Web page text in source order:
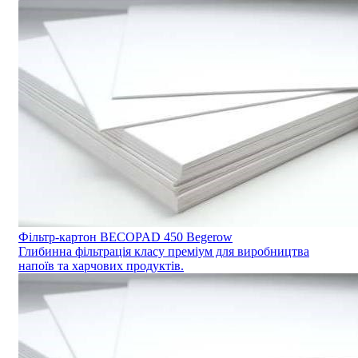
Фільтр-картон BECOPAD 450 Begerow
Глибинна фільтрація класу преміум для виробництва
напоїв та харчових продуктів.